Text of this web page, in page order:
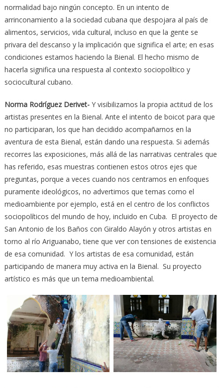
normalidad bajo ningún concepto. En un intento de
arrinconamiento a la sociedad cubana que despojara al país de
alimentos, servicios, vida cultural, incluso en que la gente se
privara del descanso y la implicación que significa el arte; en esas
condiciones estamos haciendo la Bienal. El hecho mismo de
hacerla significa una respuesta al contexto sociopolítico y
sociocultural cubano.
Norma Rodríguez Derivet-Y visibilizamos la propia actitud de los
artistas presentes en la Bienal. Ante el intento de boicot para que
no participaran, los que han decidido acompañarnos en la
aventura de esta Bienal, están dando una respuesta. Si además
recorres las exposiciones, más allá de las narrativas centrales que
has referido, esas muestras contienen estos otros ejes que
preguntas, porque a veces cuando nos centramos en enfoques
puramente ideológicos, no advertimos que temas como el
medioambiente por ejemplo, está en el centro de los conflictos
sociopolíticos del mundo de hoy, incluido en Cuba. El proyecto de
San Antonio de los Baños con Giraldo Alayón y otros artistas en
torno al río Ariguanabo, tiene que ver con tensiones de existencia
de esa comunidad. Y los artistas de esa comunidad, están
participando de manera muy activa en la Bienal. Su proyecto
artístico es más que un tema medioambiental.